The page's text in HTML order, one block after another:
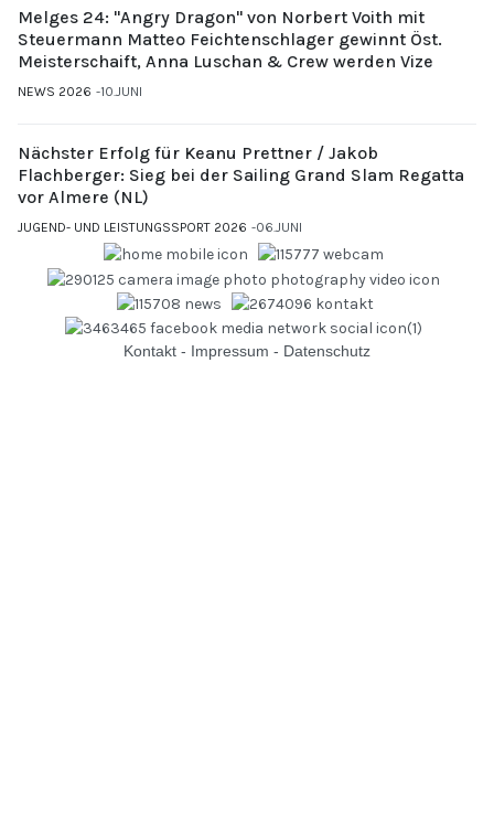
Melges 24: "Angry Dragon" von Norbert Voith mit
Steuermann Matteo Feichtenschlager gewinnt Öst.
Meisterschaift, Anna Luschan & Crew werden Vize
NEWS 2026 10.JUNI
Nächster Erfolg für Keanu Prettner / Jakob
Flachberger: Sieg bei der Sailing Grand Slam Regatta
vor Almere (NL)
JUGEND- UND LEISTUNGSSPORT 2026 06.JUNI
Kontakt - Impressum - Datenschutz